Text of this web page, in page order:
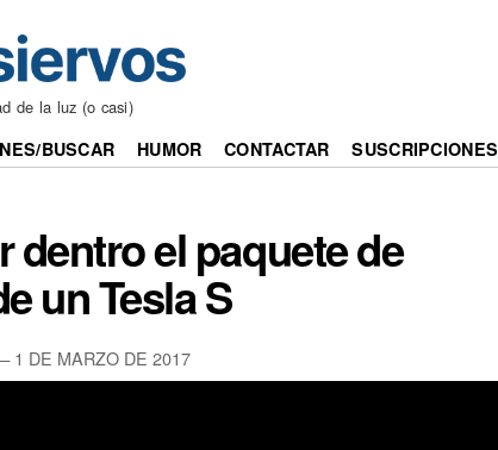
de la luz (o casi)
BUSCAR HUMOR CONTACTAR SUSCRIPCIONES
dentro el paquete de
un Tesla S
1 DE MARZO DE 2017